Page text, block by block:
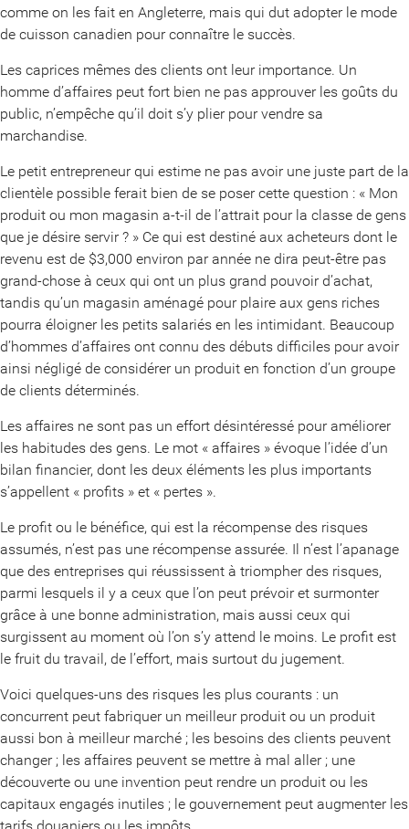
comme on les fait en Angleterre, mais qui dut adopter le mode
de cuisson canadien pour connaître le succès.
Les caprices mêmes des clients ont leur importance. Un
homme d’affaires peut fort bien ne pas approuver les goûts du
public, n’empêche qu’il doit s’y plier pour vendre sa
marchandise.
Le petit entrepreneur qui estime ne pas avoir une juste part de la
clientèle possible ferait bien de se poser cette question : « Mon
produit ou mon magasin a-t-il de l’attrait pour la classe de gens
que je désire servir ? » Ce qui est destiné aux acheteurs dont le
revenu est de $3,000 environ par année ne dira peut-être pas
grand-chose à ceux qui ont un plus grand pouvoir d’achat,
tandis qu’un magasin aménagé pour plaire aux gens riches
pourra éloigner les petits salariés en les intimidant. Beaucoup
d’hommes d’affaires ont connu des débuts difficiles pour avoir
ainsi négligé de considérer un produit en fonction d’un groupe
de clients déterminés.
Les affaires ne sont pas un effort désintéressé pour améliorer
les habitudes des gens. Le mot « affaires » évoque l’idée d’un
bilan financier, dont les deux éléments les plus importants
s’appellent « profits » et « pertes ».
Le profit ou le bénéfice, qui est la récompense des risques
assumés, n’est pas une récompense assurée. Il n’est l’apanage
que des entreprises qui réussissent à triompher des risques,
parmi lesquels il y a ceux que l’on peut prévoir et surmonter
grâce à une bonne administration, mais aussi ceux qui
surgissent au moment où l’on s’y attend le moins. Le profit est
le fruit du travail, de l’effort, mais surtout du jugement.
Voici quelques-uns des risques les plus courants : un
concurrent peut fabriquer un meilleur produit ou un produit
aussi bon à meilleur marché ; les besoins des clients peuvent
changer ; les affaires peuvent se mettre à mal aller ; une
découverte ou une invention peut rendre un produit ou les
capitaux engagés inutiles ; le gouvernement peut augmenter les